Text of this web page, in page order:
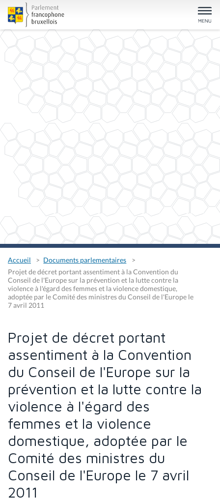
Accueil
Documents parlementaires
Projet de décret portant assentiment à la Convention du
Conseil de l'Europe sur la prévention et la lutte contre la
violence à l'égard des femmes et la violence domestique,
adoptée par le Comité des ministres du Conseil de l'Europe le
7 avril 2011
Projet de décret portant
assentiment à la Convention
du Conseil de l'Europe sur la
prévention et la lutte contre la
violence à l'égard des
femmes et la violence
domestique, adoptée par le
Comité des ministres du
Conseil de l'Europe le 7 avril
2011